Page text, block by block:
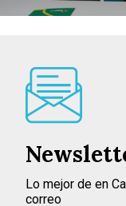
Lo mejor de en
correo